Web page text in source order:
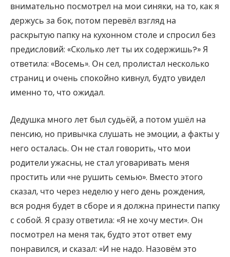
внимательно посмотрел на мои синяки, на то, как я
держусь за бок, потом перевёл взгляд на
раскрытую папку на кухонном столе и спросил без
предисловий: «Сколько лет ты их содержишь?» Я
ответила: «Восемь». Он сел, пролистал несколько
страниц и очень спокойно кивнул, будто увидел
именно то, что ожидал.
Дедушка много лет был судьёй, а потом ушёл на
пенсию, но привычка слушать не эмоции, а факты у
него осталась. Он не стал говорить, что мои
родители ужасны, не стал уговаривать меня
простить или «не рушить семью». Вместо этого
сказал, что через неделю у него день рождения,
вся родня будет в сборе и я должна принести папку
с собой. Я сразу ответила: «Я не хочу мести». Он
посмотрел на меня так, будто этот ответ ему
понравился, и сказал: «И не надо. Назовём это